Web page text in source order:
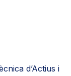
d’Actius i